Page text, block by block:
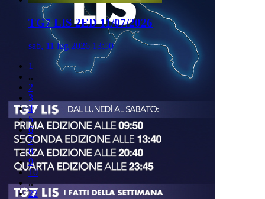
TG7 LIS 2ED 11/07/2026
sab, 11 lug 2026 13:50
1
..
2
3
4
5
6
7
8
9
10
..
22